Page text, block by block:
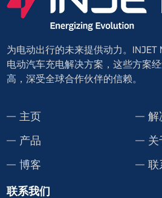
为电动出行的未来提供动力。INJET
电动汽车充电解决方案，这些方案
高，深受全球合作伙伴的信赖。
主页
解
产品
关
博客
联
联系我们